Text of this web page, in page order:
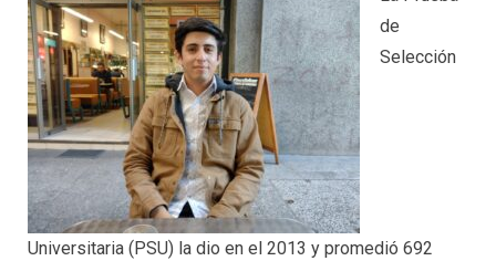
de
Selección
Universitaria (PSU) la dio en el 2013 y promedió 692